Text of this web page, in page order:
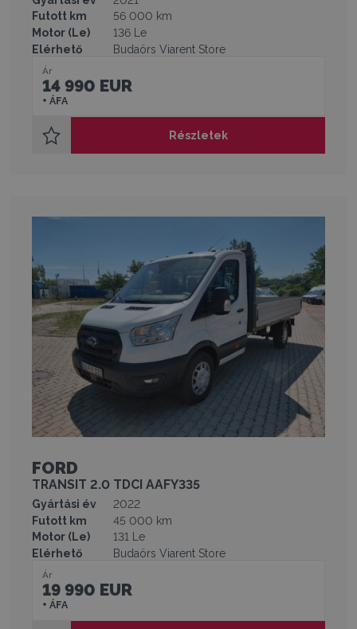
Futott km
56 000 km
Motor (Le)
136 Le
Elérhető
Budaörs Viarent Store
Ár
14 990 EUR
+ ÁFA
Részletek
FORD
TRANSIT 2.0 TDCI AAFY335
Gyártási év
2022
Futott km
45 000 km
Motor (Le)
131 Le
Elérhető
Budaörs Viarent Store
Ár
19 990 EUR
+ ÁFA